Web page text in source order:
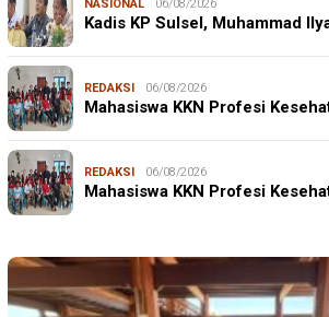
NASIONAL 06/08/2026
Kadis KP Sulsel, Muhammad
REDAKSI 06/08/2026
Mahasiswa KKN Profesi
REDAKSI 06/08/2026
Mahasiswa KKN Profesi